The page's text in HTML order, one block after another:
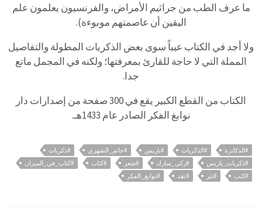
ما عرف الطب من جراثيم الأمراض، والفرنسيون يعلمون علم
اليقين أن عاصمتهم موبوءة).
ولا أجد في الكتاب عيباً سوى بعض الذكريات المطولة والتفاصيل
المملة التي لا حاجة للقارئ بمعرفتها؛ ولكنه في المجمل ماتع
جدا.
الكتاب من القطع الكبير يقع في 300 صفحة من إصدارات دار
نوابغ الفكر الصادر عام 1433هـ.
#الدكاترة #الذكريات #باريس #حاتم_الشهري
#ذكريات
#ذكريات_باريس
#زكي_مبارك #شعر #كتاب
#كتاب_في_الميزان
#كتب
#نثر #نقد #نوابغ_الفكر